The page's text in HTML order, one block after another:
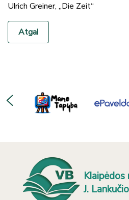
Ulrich Greiner, „Die Zeit“
Atgal
J.